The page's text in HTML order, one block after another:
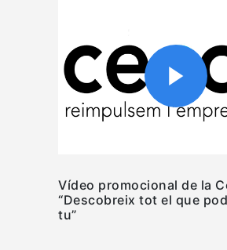
Vídeo promocional de la
“Descobreix tot el que
tu”